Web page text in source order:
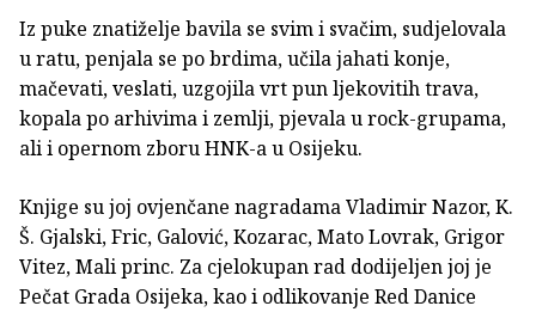
Iz puke znatiželje bavila se svim i svačim, sudjelovala
u ratu, penjala se po brdima, učila jahati konje,
mačevati, veslati, uzgojila vrt pun ljekovitih trava,
kopala po arhivima i zemlji, pjevala u rock-grupama,
ali i opernom zboru HNK-a u Osijeku.
Knjige su joj ovjenčane nagradama Vladimir Nazor, K.
Š. Gjalski, Fric, Galović, Kozarac, Mato Lovrak, Grigor
Vitez, Mali princ. Za cjelokupan rad dodijeljen joj je
Pečat Grada Osijeka, kao i odlikovanje Red Danice